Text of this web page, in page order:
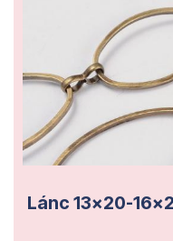
Lánc 13x20-